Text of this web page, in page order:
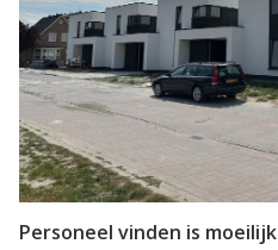
Personeel vinden is moeilijk